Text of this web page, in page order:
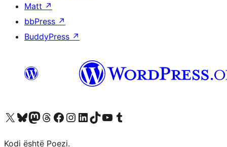
Matt ↗
bbPress ↗
BuddyPress ↗
Vizitoni llogarinë tonë X (ish Twitter)
Vizitoni llogarinë tonë Bluesky
Vizitoni llogarinë tonë Mastodon
Vizitoni llogarinë tonë Threads
Vizitoni faqen tonë në Facebook
Vizitoni llogarinë tonë Instagram
Vizitoni llogarinë tonë LinkedIn
Vizitoni llogarinë tonë TikTok
Vizitoni kanalin tonë YouTube
Vizitoni llogarinë tonë Tumblr
Kodi është Poezi.